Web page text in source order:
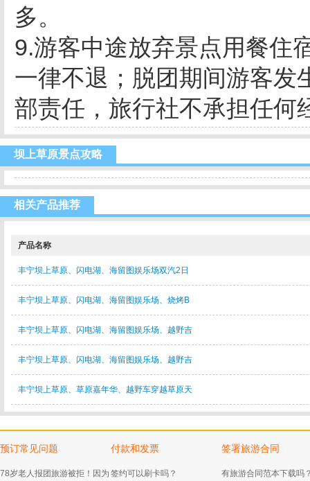
多。
9.游客中途放弃景点用餐住
一律不退；脱团期间游客发
部责任，旅行社不承担任何
坝上草原景点攻略
相关产品推荐
产品名称
丰宁坝上草原、闪电湖、海留图娱乐场双汽2日
丰宁坝上草原、闪电湖、海留图娱乐场、烧烤B
丰宁坝上草原、闪电湖、海留图娱乐场、越野吉
丰宁坝上草原、闪电湖、海留图娱乐场、越野吉
丰宁坝上草原、草原嘉年华、越野车穿越草原天
预订常见问题
78岁老人报团旅游被拒！因为
付款和发票
签约可以刷卡吗？
签署旅游合同
有旅游合同范本下载吗